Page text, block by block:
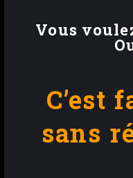
Vous
C’est
sans